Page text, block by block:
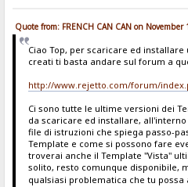
Quote from: FRENCH CAN CAN on
Ciao Top, per scaricare ed
creati ti basta andare sul forum a
http://www.rejetto.com/forum/
Ci sono tutte le ultime versioni dei
da scaricare ed installare,
file di istruzioni che spiega passo-
Template e come si possono fare
troverai anche il Template "Vista"
solito, resto comunque disponibile,
qualsiasi problematica che tu possa